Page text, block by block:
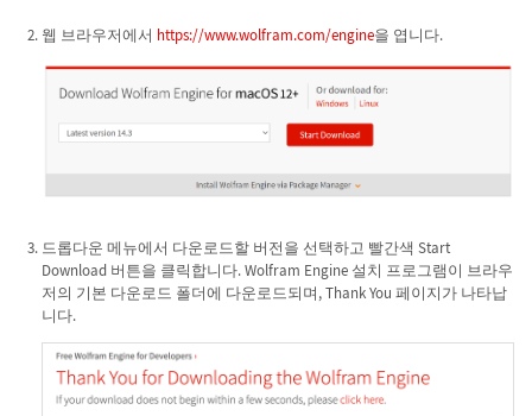
웹 브라우저에서 https://www.wolfram.com/engine을 엽니다.
드롭다운 메뉴에서 다운로드할 버전을 선택하고 빨간색 Start
Download 버튼을 클릭합니다. Wolfram Engine 설치 프로그램이 브라우
저의 기본 다운로드 폴더에 다운로드되며, Thank You 페이지가 나타납
니다.